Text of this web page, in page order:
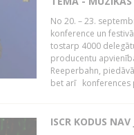
No 20. – 23.
konference un
tostarp 4000
producentu
Reeperbahn,
bet arī konferences
ISCR KODUS